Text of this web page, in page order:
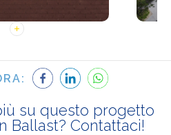
su questo progetto
Ballast? Contattaci!